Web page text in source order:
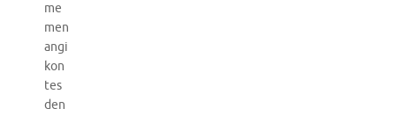
me
men
angi
kon
tes
den